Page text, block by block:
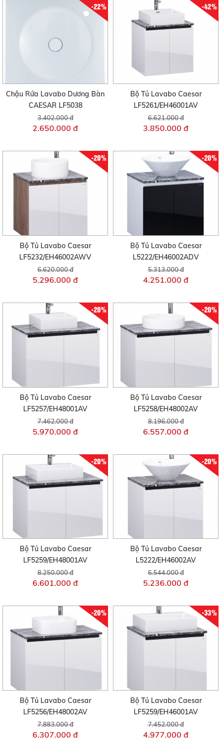
-22%
Chậu Rửa Lavabo Dương Bàn
CAESAR LF5038
3.402.000 đ
2.650.000 đ
-42%
Bộ Tủ Lavabo Caesar
LF5261/EH46001AV
6.621.000 đ
3.850.000 đ
-20%
Bộ Tủ Lavabo Caesar
LF5232/EH46002AWV
6.620.000 đ
5.296.000 đ
-20%
Bộ Tủ Lavabo Caesar
L5222/EH46002ADV
5.313.000 đ
4.251.000 đ
-20%
Bộ Tủ Lavabo Caesar
LF5257/EH48001AV
7.462.000 đ
5.970.000 đ
-20%
Bộ Tủ Lavabo Caesar
LF5258/EH48002AV
8.196.000 đ
6.557.000 đ
-20%
Bộ Tủ Lavabo Caesar
LF5259/EH48001AV
8.250.000 đ
6.601.000 đ
-20%
Bộ Tủ Lavabo Caesar
L5222/EH46002AV
6.544.000 đ
5.236.000 đ
-20%
Bộ Tủ Lavabo Caesar
LF5256/EH48002AV
7.883.000 đ
6.307.000 đ
-33%
Bộ Tủ Lavabo Caesar
LF5259/EH46001AV
7.452.000 đ
4.977.000 đ